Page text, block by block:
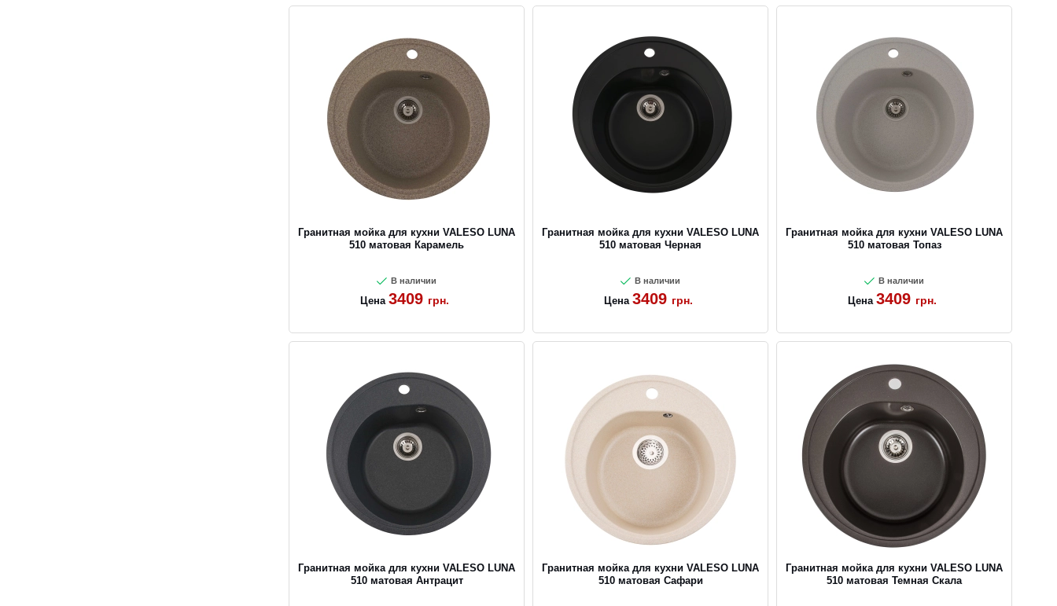
Гранитная мойка для кухни VALESO LUNA
510 матовая Карамель
В наличии
Цена 3409 грн.
Гранитная мойка для кухни VALESO LUNA
510 матовая Черная
В наличии
Цена 3409 грн.
Гранитная мойка для кухни VALESO LUNA
510 матовая Топаз
В наличии
Цена 3409 грн.
Гранитная мойка для кухни VALESO LUNA
510 матовая Антрацит
Гранитная мойка для кухни VALESO LUNA
510 матовая Сафари
Гранитная мойка для кухни VALESO LUNA
510 матовая Темная Скала
OK
CANCEL